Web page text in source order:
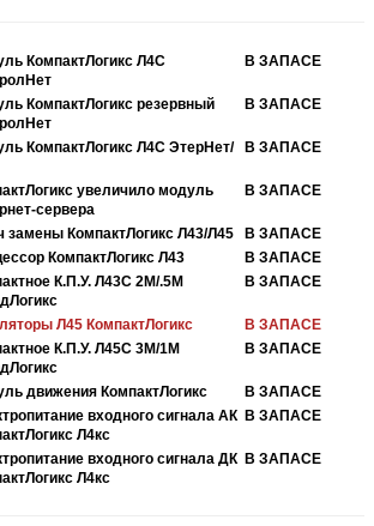
КомпактЛогикс Л4С
В ЗАПАСЕ
КомпактЛогикс резервный
В ЗАПАСЕ
КомпактЛогикс Л4С ЭтерНет/
В ЗАПАСЕ
увеличило модуль
сервера
В ЗАПАСЕ
замены КомпактЛогикс Л43/Л45
В ЗАПАСЕ
КомпактЛогикс Л43
В ЗАПАСЕ
К.П.У. Л43С 2М/.5М
В ЗАПАСЕ
Л45 КомпактЛогикс
В ЗАПАСЕ
К.П.У. Л45С 3М/1М
В ЗАПАСЕ
движения КомпактЛогикс
В ЗАПАСЕ
входного сигнала АК
Л4кс
В ЗАПАСЕ
входного сигнала ДК
Л4кс
В ЗАПАСЕ